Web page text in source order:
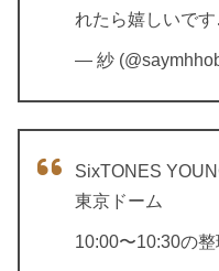
れたら嬉しいで
— 紗
SixTONES
東京ドーム
10:00〜10:30の整